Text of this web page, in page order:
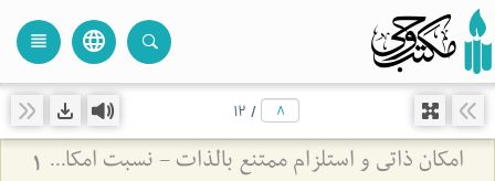
language
view_headline
/
12
امکان ذاتی و استلزام ممتنع بالذات - نسبت امکان با وجوب و امتناع در فلسفه اسلامی 1